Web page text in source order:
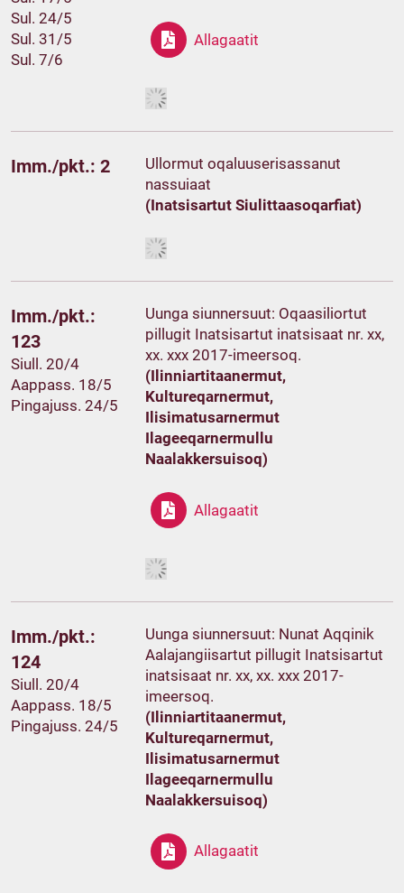
Sul. 24/5
Sul. 31/5
Sul. 7/6
Allagaatit
Imm./pkt.: 2
Ullormut oqaluuserisassanut
nassuiaat
(Inatsisartut Siulittaasoqarfiat)
Imm./pkt.:
123
Siull. 20/4
Aappass. 18/5
Pingajuss. 24/5
Uunga siunnersuut: Oqaasiliortut
pillugit Inatsisartut inatsisaat nr. xx,
xx. xxx 2017-imeersoq.
(Ilinniartitaanermut,
Kultureqarnermut,
Ilisimatusarnermut
Ilageeqarnermullu
Naalakkersuisoq)
Allagaatit
Imm./pkt.:
124
Siull. 20/4
Aappass. 18/5
Pingajuss. 24/5
Uunga siunnersuut: Nunat Aqqinik
Aalajangiisartut pillugit Inatsisartut
inatsisaat nr. xx, xx. xxx 2017-
imeersoq.
(Ilinniartitaanermut,
Kultureqarnermut,
Ilisimatusarnermut
Ilageeqarnermullu
Naalakkersuisoq)
Allagaatit